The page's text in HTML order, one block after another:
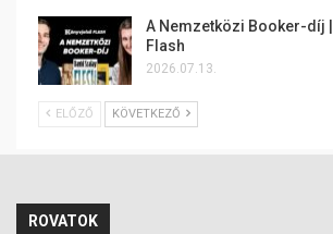
A Nemzetközi Booker-díj
Flash
2026.07.13.
ELŐZŐ KÖVETKEZŐ
ROVATOK